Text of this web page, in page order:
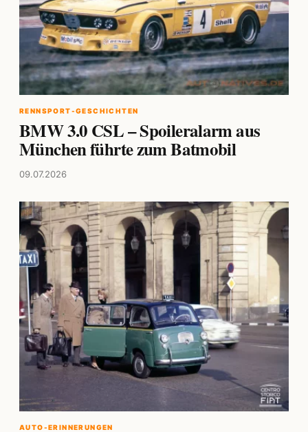
RENNSPORT-GESCHICHTEN
BMW 3.0 CSL – Spoileralarm aus
München führte zum Batmobil
09.07.2026
AUTO-ERINNERUNGEN